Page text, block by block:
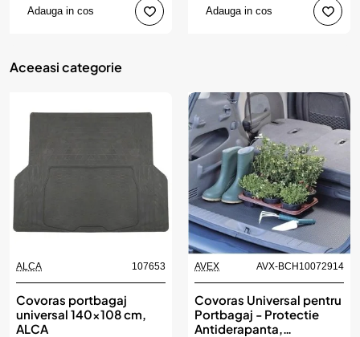
Adauga in cos Adauga in cos
Aceeasi categorie
ALCA 107653
Covoras portbagaj
universal 140x108 cm,
ALCA
AVEX AVX-BCH10072914
Covoras Universal pentru
Portbagaj - Protectie
Antiderapanta,